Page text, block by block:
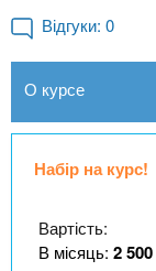
r
i
e
n
в
ч
л
Відгуки: 0
О курсе
Набір на курс!
Вартість:
В місяць: 2 500